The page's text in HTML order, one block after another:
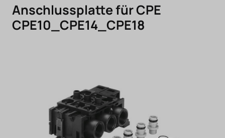
Anschlussplatte für CPE
CPE10_CPE14_CPE18